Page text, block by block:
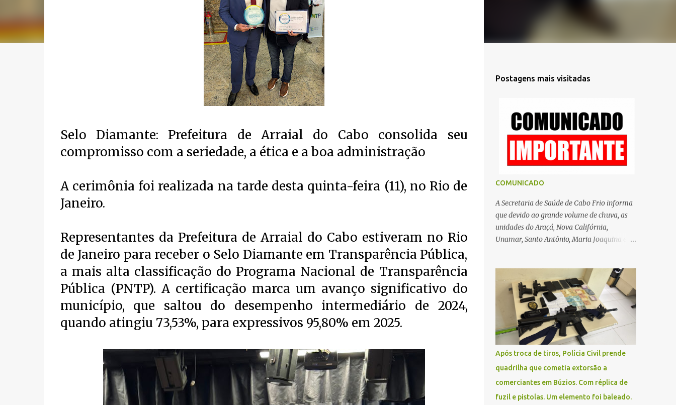
Selo Diamante: Prefeitura de Arraial do Cabo consolida seu
compromisso com a seriedade, a ética e a boa administração
A cerimônia foi realizada na tarde desta quinta-feira (11), no Rio de
Janeiro.
Representantes da Prefeitura de Arraial do Cabo estiveram no Rio
de Janeiro para receber o Selo Diamante em Transparência Pública,
a mais alta classificação do Programa Nacional de Transparência
Pública (PNTP). A certificação marca um avanço significativo do
município, que saltou do desempenho intermediário de 2024,
quando atingiu 73,53%, para expressivos 95,80% em 2025.
Postagens mais visitadas
COMUNICADO
A Secretaria de Saúde de Cabo Frio informa
que devido ao grande volume de chuva, as
unidades do Araçá, Nova Califórnia,
Unamar, Santo Antônio, Maria Joaquina e
dia serão remarcadas; a orientação é que os
pacientes procurem as unidades na
segunda-feira (2) para saberem o dia da
remarcação. Contamos com a compreensão
de toda população, pois se trata de uma
situação climática que foge ao controle da
administração pública.
Após troca de tiros, Polícia Civil prende
quadrilha que cometia extorsão a
comerciantes em Búzios. Com réplica de
fuzil e pistolas. Um elemento foi baleado.